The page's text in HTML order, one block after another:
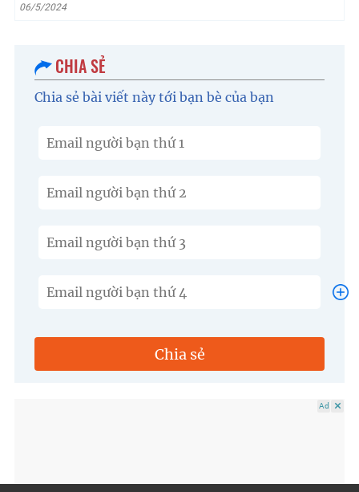
06/5/2024
CHIA SẺ
Chia sẻ bài viết này tới bạn bè của bạn
Chia sẻ
Ad